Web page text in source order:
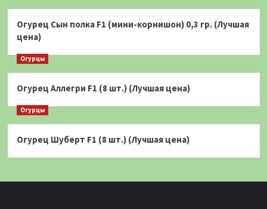
Огурец Сын полка F1 (мини-корнишон) 0,3 гр. (Лучшая
цена)
Огурцы
Огурец Аллегри F1 (8 шт.) (Лучшая цена)
Огурцы
Огурец Шуберт F1 (8 шт.) (Лучшая цена)